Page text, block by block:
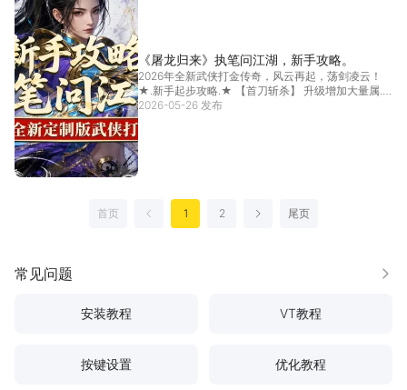
《屠龙归来》执笔问江湖，新手攻略。
2026年全新武侠打金传奇，风云再起，荡剑凌云！
★.新手起步攻略.★ 【首刀斩杀】 升级增加大量属...
[详情]
2026-05-26 发布
首页 上一页 1 2 下一页尾页
常见问题 更多
安装教程 VT教程
按键设置 优化教程